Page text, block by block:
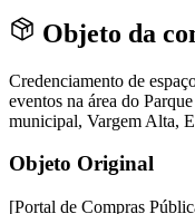
Objeto da
Credenciamento de
eventos na área do
municipal, Vargem Alta,
Objeto Original
[Portal de Compras